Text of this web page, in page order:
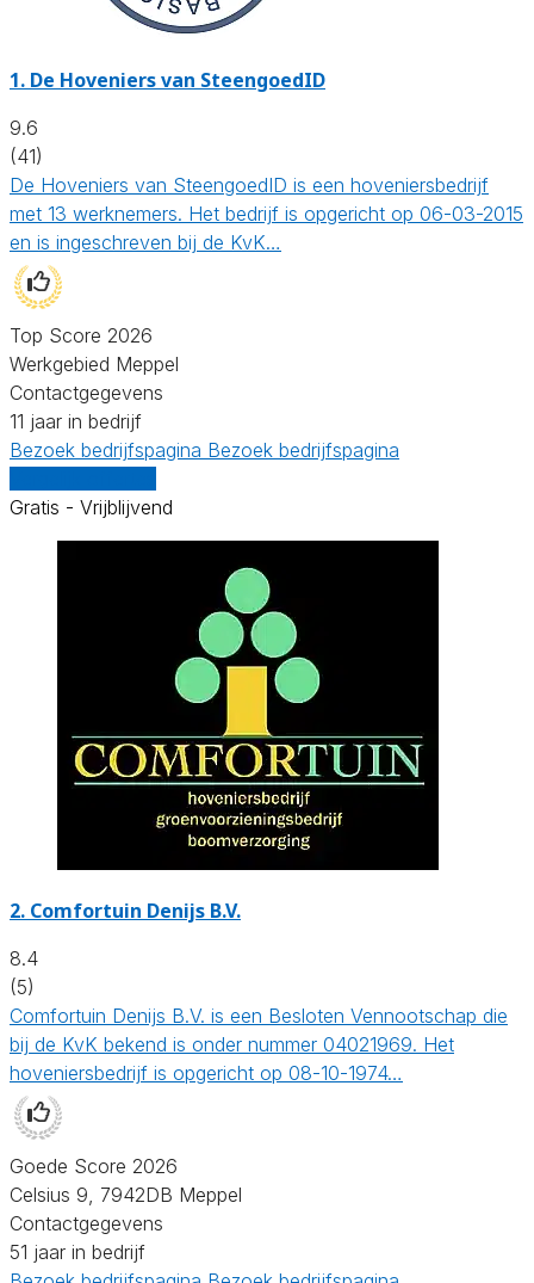
1. De Hoveniers van SteengoedID
9.6
(41)
De Hoveniers van SteengoedID is een hoveniersbedrijf
met 13 werknemers. Het bedrijf is opgericht op 06-03-2015
en is ingeschreven bij de KvK…
Top Score 2026
Werkgebied Meppel
Contactgegevens
11 jaar in bedrijf
Bezoek bedrijfspagina Bezoek bedrijfspagina
Gratis - Vrijblijvend
2. Comfortuin Denijs B.V.
8.4
(5)
Comfortuin Denijs B.V. is een Besloten Vennootschap die
bij de KvK bekend is onder nummer 04021969. Het
hoveniersbedrijf is opgericht op 08-10-1974…
Goede Score 2026
Celsius 9, 7942DB Meppel
Contactgegevens
51 jaar in bedrijf